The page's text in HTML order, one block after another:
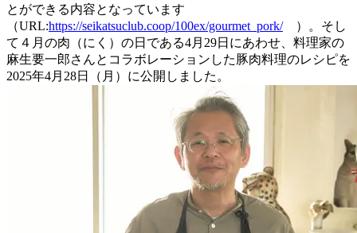
とができる内容となっています
（URL:https://seikatsuclub.coop/100ex/gourmet_pork/）。そし
て４月の肉（にく）の日である4月29日にあわせ、料理家の
麻生要一郎さんとコラボレーションした豚肉料理のレシピを
2025年4月28日（月）に公開しました。